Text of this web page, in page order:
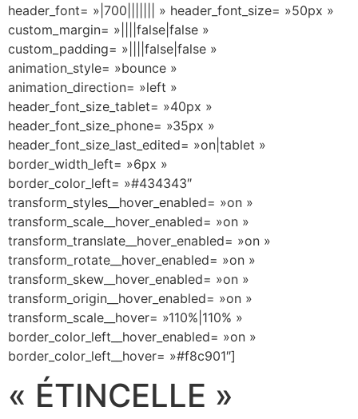
header_font= »|700||||||| » header_font_size= »50px »
custom_margin= »||||false|false »
custom_padding= »||||false|false »
animation_style= »bounce »
animation_direction= »left »
header_font_size_tablet= »40px »
header_font_size_phone= »35px »
header_font_size_last_edited= »on|tablet »
border_width_left= »6px »
border_color_left= »#434343″
transform_styles__hover_enabled= »on »
transform_scale__hover_enabled= »on »
transform_translate__hover_enabled= »on »
transform_rotate__hover_enabled= »on »
transform_skew__hover_enabled= »on »
transform_origin__hover_enabled= »on »
transform_scale__hover= »110%|110% »
border_color_left__hover_enabled= »on »
border_color_left__hover= »#f8c901″]
« ÉTINCELLE »